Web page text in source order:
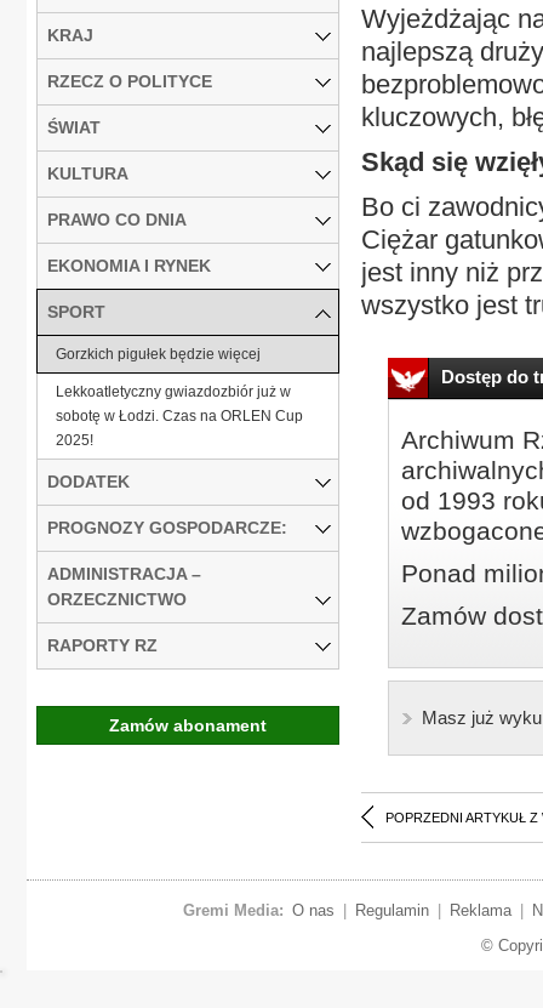
Wyjeżdżając
najlepszą
kluczowych,
Skąd się
Bo ci
Ciężar
jest inny niż
wszystko jest
Dostęp do
Archiwum
od 1993
Ponad
Zamów
Masz już
POPRZEDNI ARTYKUŁ Z
KRAJ
RZECZ O POLITYCE
ŚWIAT
KULTURA
PRAWO CO DNIA
EKONOMIA I RYNEK
SPORT
Gorzkich pigułek będzie więcej
Lekkoatletyczny gwiazdozbiór już w
sobotę w Łodzi. Czas na ORLEN Cup
2025!
DODATEK
PROGNOZY GOSPODARCZE:
ADMINISTRACJA –
ORZECZNICTWO
RAPORTY RZ
Zamów abonament
Gremi Media: O nas Regulamin Reklama
©